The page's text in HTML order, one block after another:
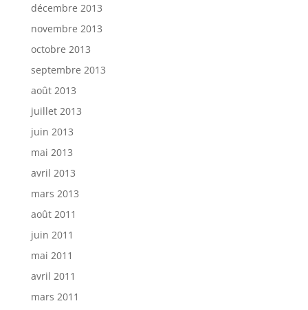
décembre 2013
novembre 2013
octobre 2013
septembre 2013
août 2013
juillet 2013
juin 2013
mai 2013
avril 2013
mars 2013
août 2011
juin 2011
mai 2011
avril 2011
mars 2011